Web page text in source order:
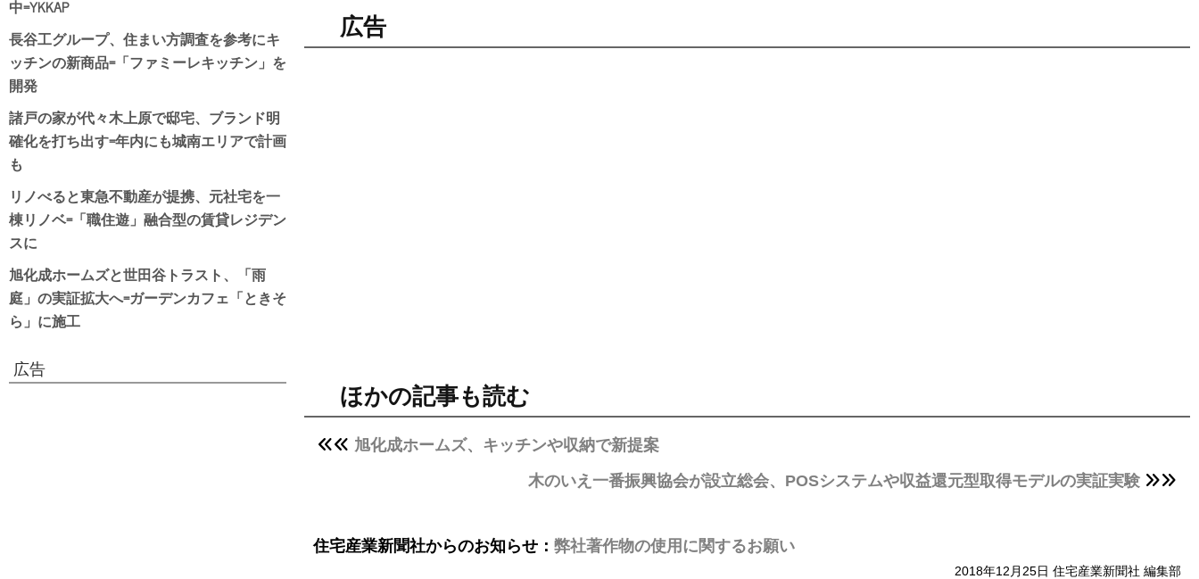
広告
ほかの記事も読む
旭化成ホームズ、キッチンや収納で新提案
木のいえ一番振興協会が設立総会、POSシステムや収益還元型取得モデルの実証実験
住宅産業新聞社からのお知らせ： 弊社著作物の使用に関するお願い
2018年12月25日 住宅産業新聞社 編集部
中=YKKAP
長谷工グループ、住まい方調査を参考にキ
ッチンの新商品=「ファミーレキッチン」を
開発
諸戸の家が代々木上原で邸宅、ブランド明
確化を打ち出す=年内にも城南エリアで計画
も
リノべると東急不動産が提携、元社宅を一
棟リノベ=「職住遊」融合型の賃貸レジデン
スに
旭化成ホームズと世田谷トラスト、「雨
庭」の実証拡大へ=ガーデンカフェ「ときそ
ら」に施工
広告